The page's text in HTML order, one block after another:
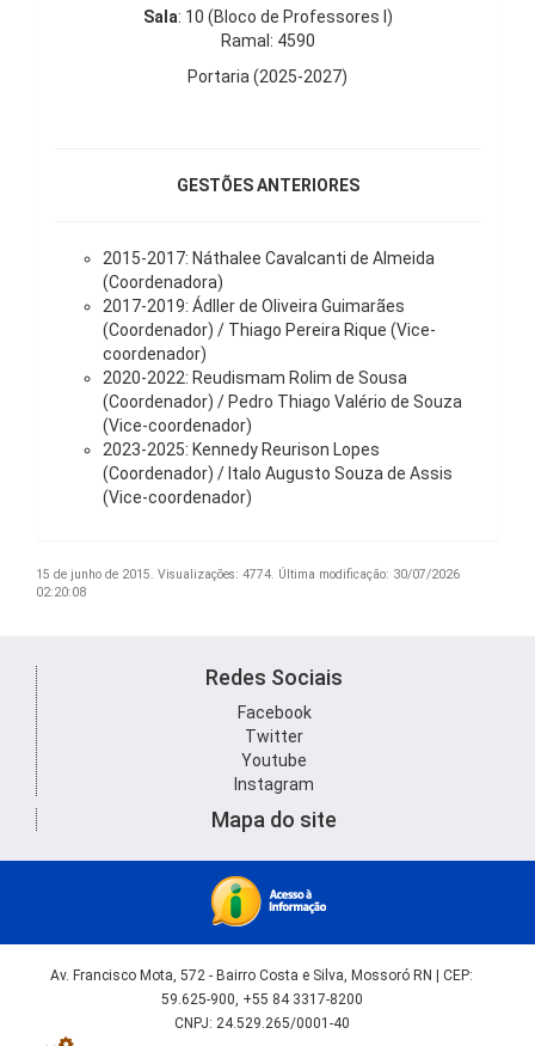
Sala: 10 (Bloco de Professores I)
Ramal: 4590
Portaria (2025-2027)
GESTÕES ANTERIORES
2015-2017: Náthalee Cavalcanti de Almeida
(Coordenadora)
2017-2019: Ádller de Oliveira Guimarães
(Coordenador) / Thiago Pereira Rique (Vice-
coordenador)
2020-2022: Reudismam Rolim de Sousa
(Coordenador) / Pedro Thiago Valério de Souza
(Vice-coordenador)
2023-2025: Kennedy Reurison Lopes
(Coordenador) / Italo Augusto Souza de Assis
(Vice-coordenador)
15 de junho de 2015. Visualizações: 4774. Última modificação: 30/07/2026
02:20:08
Redes Sociais
Facebook
Twitter
Youtube
Instagram
Mapa do site
Av. Francisco Mota, 572 - Bairro Costa e Silva, Mossoró RN | CEP:
59.625-900, +55 84 3317-8200
CNPJ: 24.529.265/0001-40